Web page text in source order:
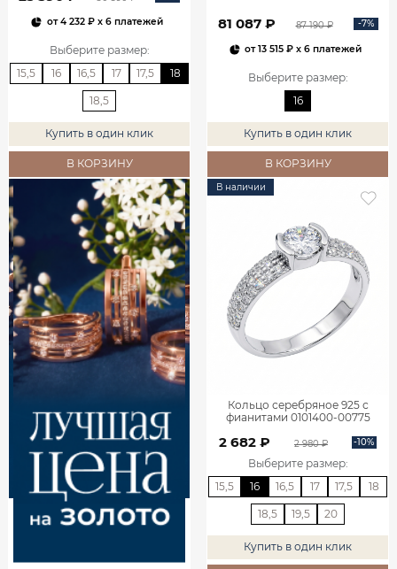
от4 232 ₽x 6 платежей
Выберите размер:
15,5
16 16,5 17 17,5 18
18,5
Купить в один клик
В КОРЗИНУ
81 087 ₽ 87 190 ₽ -7%
от13 515 ₽ x 6 платежей
Выберите размер:
16
Купить в один клик
В КОРЗИНУ
В наличии
Кольцо серебряное 925 с
фианитами 0101400-00775
2 682 ₽ 2 980 ₽ -10%
Выберите размер:
15,5
16 16,5 17 17,5 18
18,5 19,5 20
Купить в один клик